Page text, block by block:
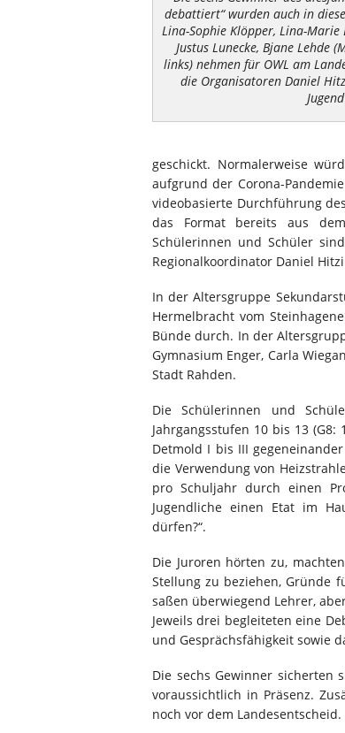
debattiert“ wurden auch in
Lina-Sophie Klöpper, Lina-
Justus Lunecke, Bjane Lehde
links) nehmen für OWL am
die Organisatoren Daniel
geschickt. Normalerweise
aufgrund der Corona-
videobasierte Durchführung
das Format bereits aus dem
Schülerinnen und Schüler
Regionalkoordinator Daniel
In der Altersgruppe
Hermelbracht vom
Bünde durch. In der
Gymnasium Enger, Carla
Stadt Rahden.
Die Schülerinnen und
Jahrgangsstufen 10 bis 13
Detmold I bis III
die Verwendung von
pro Schuljahr durch einen
Jugendliche einen Etat im
dürfen?“.
Die Juroren hörten zu,
Stellung zu beziehen, Gründe
saßen überwiegend Lehrer,
Jeweils drei begleiteten eine
und Gesprächsfähigkeit sowie
Die sechs Gewinner sicherten
voraussichtlich in Präsenz.
noch vor dem Landesentscheid.